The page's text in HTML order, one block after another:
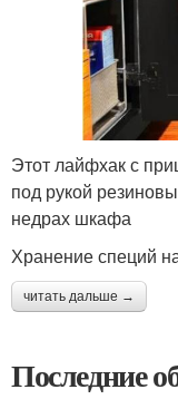
Этот лайфхак с
под рукой
недрах шкафа
Хранение специй
читать дальше →
Последние